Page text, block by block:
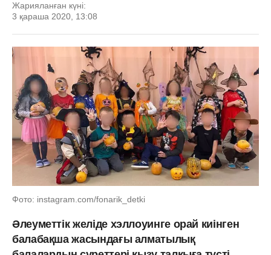
Жарияланған күні:
3 қараша 2020, 13:08
Фото: instagram.com/fonarik_detki
Әлеуметтік желіде хэллоуинге орай киінген
балабақша жасындағы алматылық